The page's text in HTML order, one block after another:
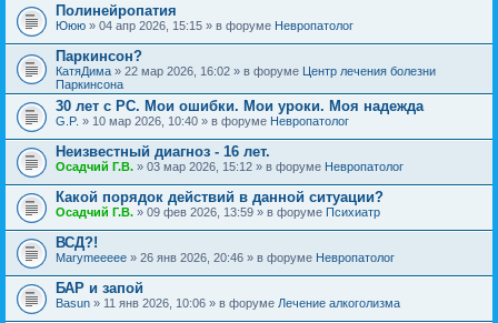
Полинейропатия
Ююю » 04 апр 2026, 15:15 » в форуме Невропатолог
Паркинсон?
КатяДима » 22 мар 2026, 16:02 » в форуме Центр лечения болезни
Паркинсона
30 лет с РС. Мои ошибки. Мои уроки. Моя надежда
G.P. » 10 мар 2026, 10:40 » в форуме Невропатолог
Неизвестный диагноз - 16 лет.
Осадчий Г.В. » 03 мар 2026, 15:12 » в форуме Невропатолог
Какой порядок действий в данной ситуации?
Осадчий Г.В. » 09 фев 2026, 13:59 » в форуме Психиатр
ВСД?!
Marymeeeee » 26 янв 2026, 20:46 » в форуме Невропатолог
БАР и запой
Basun » 11 янв 2026, 10:06 » в форуме Лечение алкоголизма